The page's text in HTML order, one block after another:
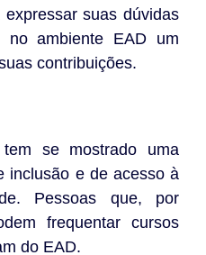
suas dúvidas
no ambiente EAD um
contribuições.
se mostrado uma
inclusão e de acesso à
Pessoas que, por
frequentar cursos
do EAD.